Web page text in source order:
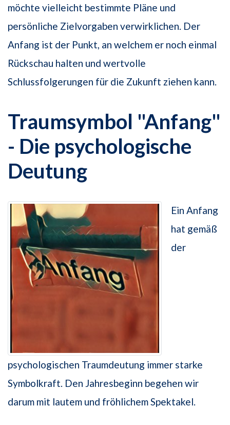
möchte vielleicht bestimmte Pläne und
persönliche Zielvorgaben verwirklichen. Der
Anfang ist der Punkt, an welchem er noch einmal
Rückschau halten und wertvolle
Schlussfolgerungen für die Zukunft ziehen kann.
Traumsymbol "Anfang"
- Die psychologische
Deutung
Ein Anfang
hat gemäß
der
psychologischen Traumdeutung immer starke
Symbolkraft. Den Jahresbeginn begehen wir
darum mit lautem und fröhlichem Spektakel.